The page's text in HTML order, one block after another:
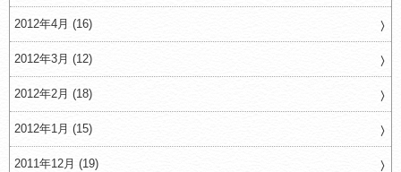
2012年4月 (16)
2012年3月 (12)
2012年2月 (18)
2012年1月 (15)
2011年12月 (19)